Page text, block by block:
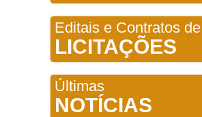
Editais e Contratos de
LICITAÇÕES
Últimas
NOTÍCIAS